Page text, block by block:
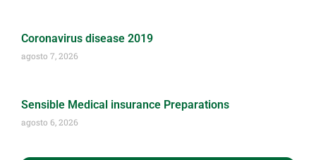
Coronavirus disease 2019
agosto 7, 2026
Sensible Medical insurance Preparations
agosto 6, 2026